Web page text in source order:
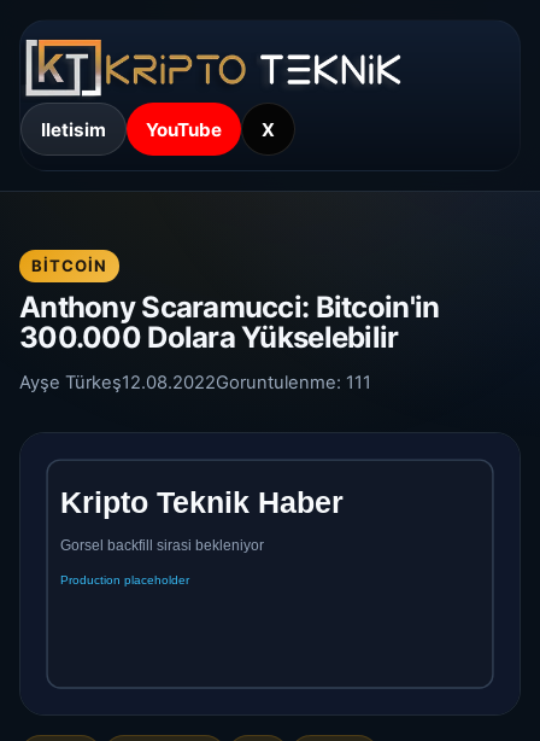
Iletisim YouTube X
BITCOIN
Anthony Scaramucci: Bitcoin'in
300.000 Dolara Yükselebilir
Ayşe Türkeş12.08.2022Goruntulenme: 111